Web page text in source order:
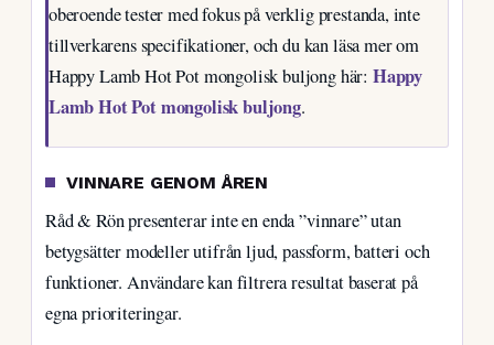
oberoende tester med fokus på verklig prestanda, inte
tillverkarens specifikationer, och du kan läsa mer om
Happy Lamb Hot Pot mongolisk buljong här: Happy
Lamb Hot Pot mongolisk buljong.
VINNARE GENOM ÅREN
Råd & Rön presenterar inte en enda ”vinnare” utan
betygsätter modeller utifrån ljud, passform, batteri och
funktioner. Användare kan filtrera resultat baserat på
egna prioriteringar.